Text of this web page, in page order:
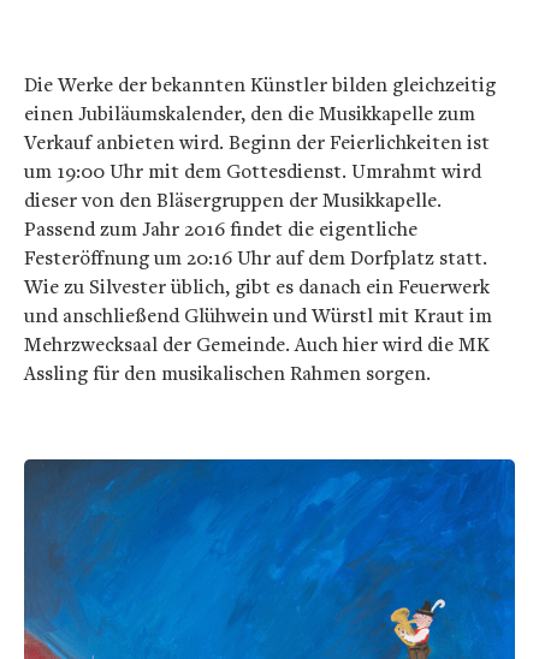
Die Werke der bekannten Künstler bilden gleichzeitig
einen Jubiläumskalender, den die Musikkapelle zum
Verkauf anbieten wird. Beginn der Feierlichkeiten ist
um 19:00 Uhr mit dem Gottesdienst. Umrahmt wird
dieser von den Bläsergruppen der Musikkapelle.
Passend zum Jahr 2016 findet die eigentliche
Festeröffnung um 20:16 Uhr auf dem Dorfplatz statt.
Wie zu Silvester üblich, gibt es danach ein Feuerwerk
und anschließend Glühwein und Würstl mit Kraut im
Mehrzwecksaal der Gemeinde. Auch hier wird die MK
Assling für den musikalischen Rahmen sorgen.